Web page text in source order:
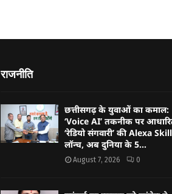
राजनीति
छत्तीसगढ़ के युवाओं का कमाल:
‘Voice AI’ तकनीक पर
‘रेडियो संगवारी’ की Alexa Skill
लॉन्च, अब दुनिया के 5...
August 7, 2026 0